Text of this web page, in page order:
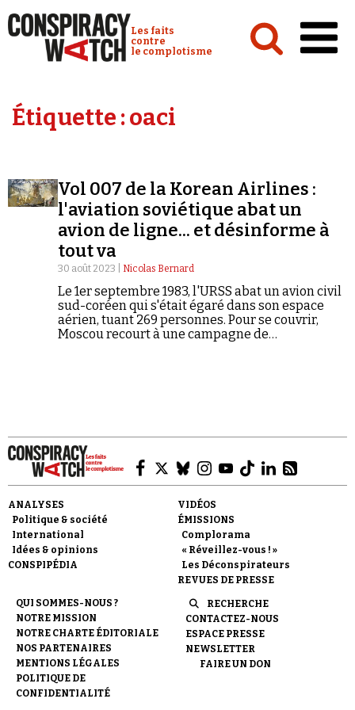
Conspiracy Watch :
Les faits
contre
le complotisme
Analyses
Vidéos
Émissions
Revues de presse
Faire un don
Étiquette :oaci
Vol 007 de la Korean Airlines :
l'aviation soviétique abat un
avion de ligne... et désinforme à
tout va
30 août 2023 | Nicolas Bernard
Le 1er septembre 1983, l'URSS abat un avion civil
sud-coréen qui s'était égaré dans son espace
aérien, tuant 269 personnes. Pour se couvrir,
Moscou recourt à une campagne de
ANALYSES
Politique & société
International
Idées & opinions
CONSPIPÉDIA
VIDÉOS
ÉMISSIONS
Complorama
« Réveillez-vous ! »
Les Déconspirateurs
REVUES DE PRESSE
QUI SOMMES-NOUS ?
NOTRE MISSION
NOTRE CHARTE ÉDITORIALE
NOS PARTENAIRES
MENTIONS LÉGALES
POLITIQUE DE
CONFIDENTIALITÉ
RECHERCHE
CONTACTEZ-NOUS
ESPACE PRESSE
NEWSLETTER
FAIRE UN DON